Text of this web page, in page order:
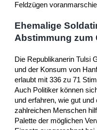
Feldzügen
Ehemalige
Abstimmung zum
Die Republikanerin Tulsi
und der Konsum von
erlaubt mit 336 zu 71
Auch Politiker können
und erfahren, wie gut
zahlreichen Menschen
Palette der möglichen